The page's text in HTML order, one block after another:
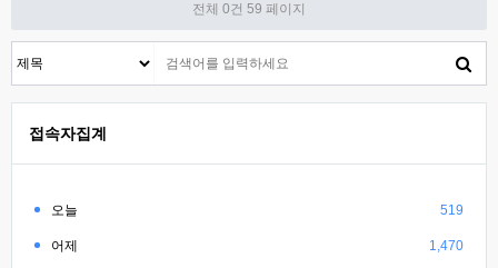
전체 0건 59 페이지
접속자집계
오늘 519
어제 1,470